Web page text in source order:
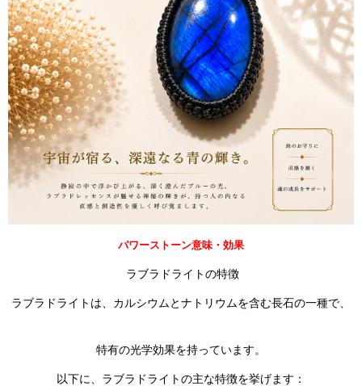
パワーストーン意味・効果
ラブラドライトの特徴
ラブラドライトは、カルシウムとナトリウムを含む長石の一種で、
特有の光学効果を持っています。
以下に、ラブラドライトの主な特徴を挙げます：